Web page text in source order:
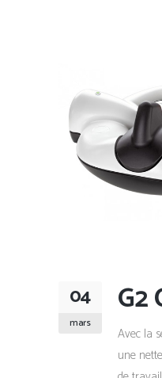
04
mars
G2
Avec la
une